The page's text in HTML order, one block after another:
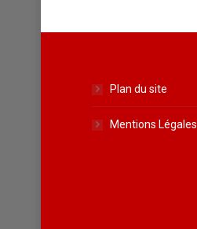
Plan du site
Mentions Légales